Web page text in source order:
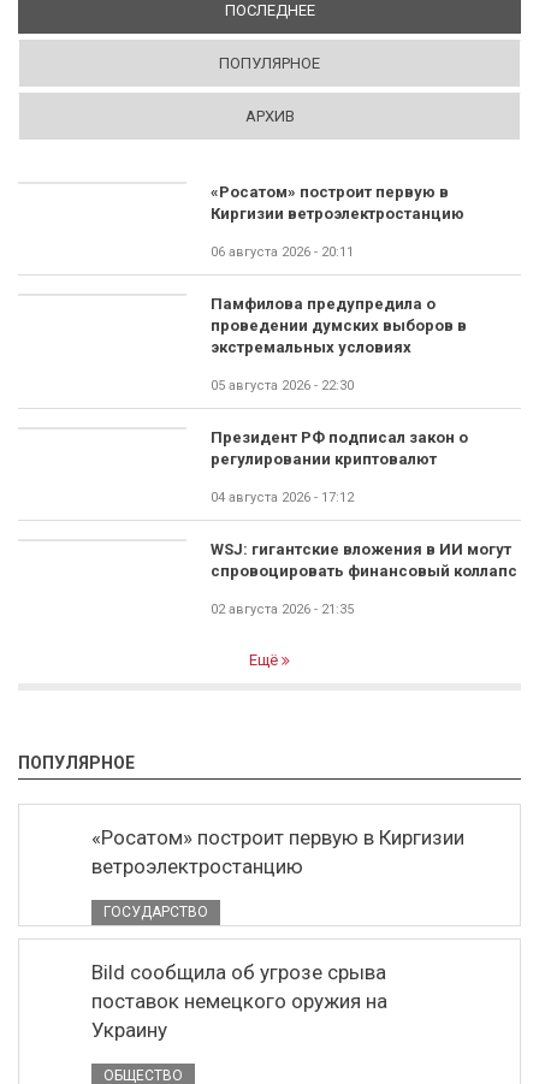
ПОСЛЕДНЕЕ(АКТИВНАЯ ВКЛАДКА)
ПОПУЛЯРНОЕ
АРХИВ
«Росатом» построит первую в
Киргизии ветроэлектростанцию
06 августа 2026 - 20:11
Памфилова предупредила о
проведении думских выборов в
экстремальных условиях
05 августа 2026 - 22:30
Президент РФ подписал закон о
регулировании криптовалют
04 августа 2026 - 17:12
WSJ: гигантские вложения в ИИ могут
спровоцировать финансовый коллапс
02 августа 2026 - 21:35
Ещё
ПОПУЛЯРНОЕ
«Росатом» построит первую в Киргизии
ветроэлектростанцию
ГОСУДАРСТВО
Bild сообщила об угрозе срыва
поставок немецкого оружия на
Украину
ОБЩЕСТВО